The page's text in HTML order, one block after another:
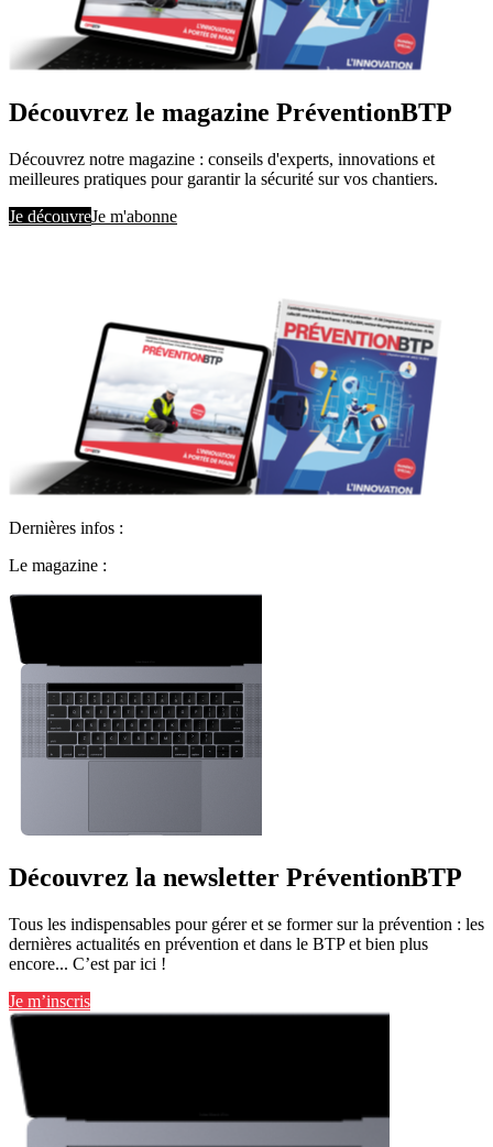
Découvrez le magazine PréventionBTP
Découvrez notre magazine : conseils d'experts, innovations et
meilleures pratiques pour garantir la sécurité sur vos chantiers.
Je découvreJe m'abonne
Dernières infos :
Le magazine :
Découvrez la newsletter PréventionBTP
Tous les indispensables pour gérer et se former sur la prévention : les
dernières actualités en prévention et dans le BTP et bien plus
encore... C’est par ici !
Je m’inscris